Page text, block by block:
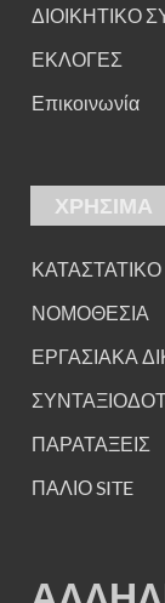
ΔΙΟΙΚΗΤΙΚΟ
ΕΚΛΟΓΕΣ
Επικοινωνία
ΧΡΗΣΙΜΑ
ΚΑΤΑΣΤΑΤΙΚΟ
ΝΟΜΟΘΕΣΙΑ
ΕΡΓΑΣΙΑΚΑ
ΠΑΡΑΤΑΞΕΙΣ
ΠΑΛΙΟ SITE